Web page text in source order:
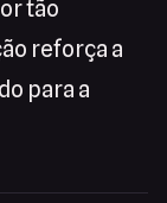
tão
reforça a
para a